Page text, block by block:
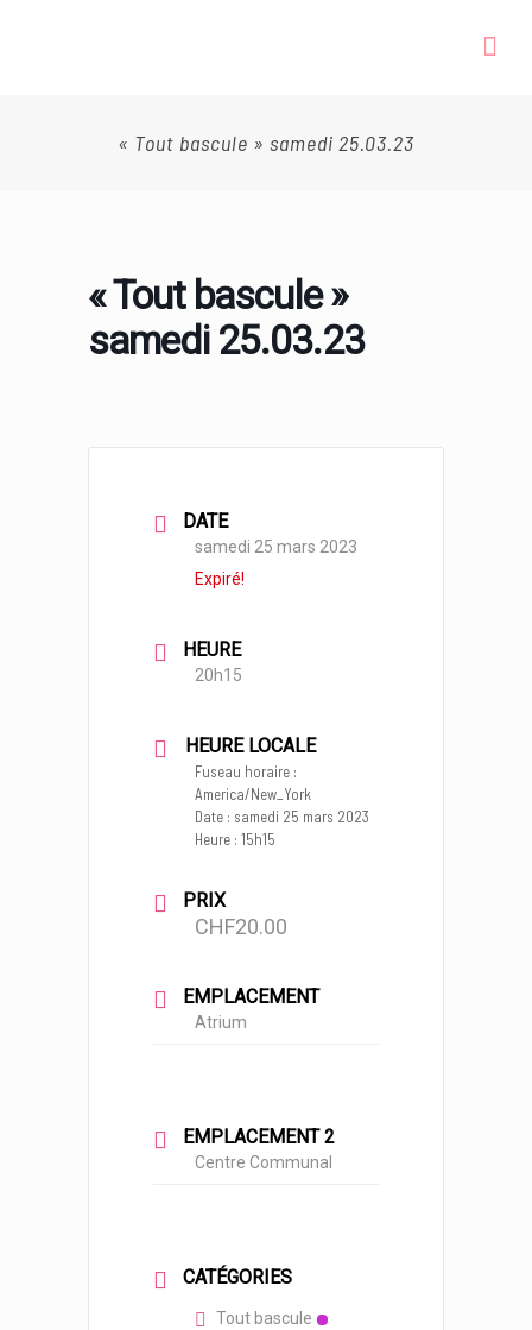
« Tout bascule » samedi 25.03.23
« Tout bascule »
samedi 25.03.23
DATE
samedi 25 mars 2023
Expiré!
HEURE
20h15
HEURE LOCALE
Fuseau horaire :
America/New_York
Date : samedi 25 mars 2023
Heure : 15h15
PRIX
CHF20.00
EMPLACEMENT
Atrium
EMPLACEMENT 2
Centre Communal
CATÉGORIES
Tout bascule